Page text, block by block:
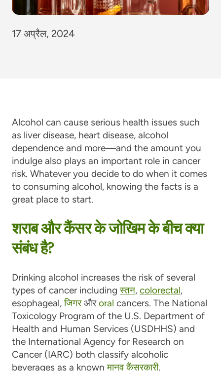
17 अप्रैल, 2024
Alcohol can cause serious health issues such
as liver disease, heart disease, alcohol
dependence and more—and the amount you
indulge also plays an important role in cancer
risk. Whatever you decide to do when it comes
to consuming alcohol, knowing the facts is a
great place to start.
शराब और कैंसर के जोखिम के बीच क्या
संबंध है?
Drinking alcohol increases the risk of several
types of cancer includingस्तन, colorectal,
esophageal,जिगरऔरoral cancers. The National
Toxicology Program of the U.S. Department of
Health and Human Services (USDHHS) and
the International Agency for Research on
Cancer (IARC) both classify alcoholic
beverages as a knownमानव कैंसरकारी.